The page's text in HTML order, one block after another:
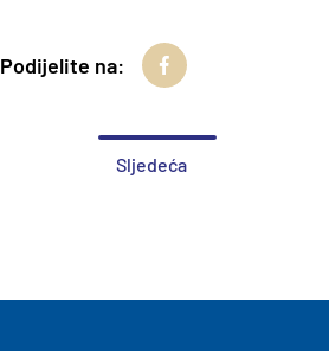
Podijelite na:
Sljedeća